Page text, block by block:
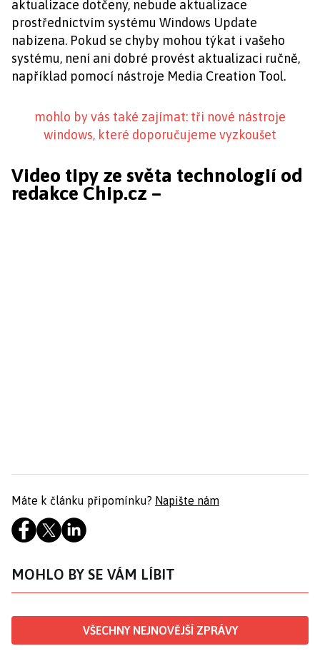
aktualizace dotčeny, nebude aktualizace
prostřednictvím systému Windows Update
nabízena. Pokud se chyby mohou týkat i vašeho
systému, není ani dobré provést aktualizaci ručně,
například pomocí nástroje Media Creation Tool.
mohlo by vás také zajímat: tři nové nástroje
windows, které doporučujeme vyzkoušet
Video tipy ze světa technologií od
redakce Chip.cz –
Máte k článku připomínku? Napište nám
MOHLO BY SE VÁM LÍBIT
VŠECHNY NEJNOVĚJŠÍ ZPRÁVY